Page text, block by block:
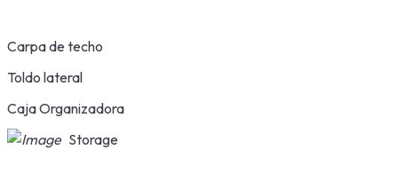
Carpa de techo
Toldo lateral
Caja Organizadora
Storage